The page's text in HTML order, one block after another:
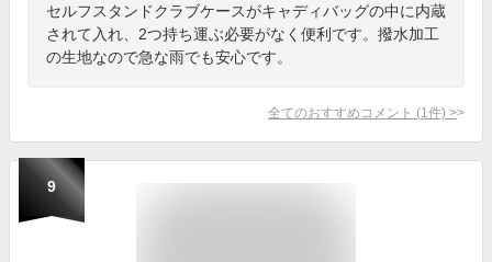
セルフスタンドクラブケースがキャディバッグの中に内蔵
されて入れ、2つ持ち運ぶ必要がなく便利です。撥水加工
の生地なので急な雨でも安心です。
全てのおすすめコメント (1 件) >
9